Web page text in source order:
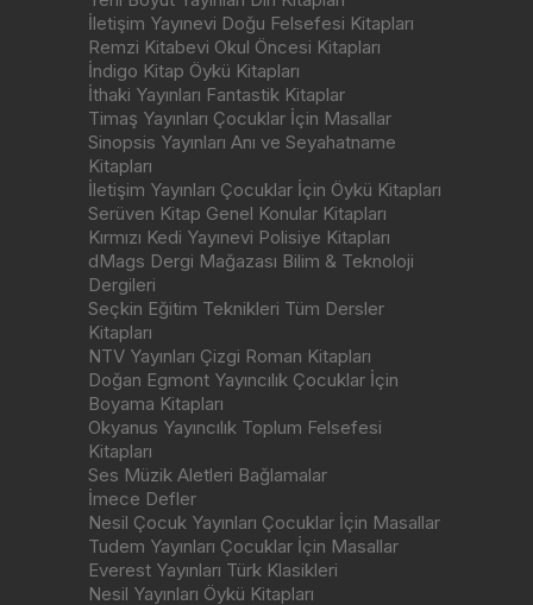
İletişim Yayınevi Doğu Felsefesi Kitapları
Remzi Kitabevi Okul Öncesi Kitapları
İndigo Kitap Öykü Kitapları
İthaki Yayınları Fantastik Kitaplar
Timaş Yayınları Çocuklar İçin Masallar
Sinopsis Yayınları Anı ve Seyahatname
Kitapları
İletişim Yayınları Çocuklar İçin Öykü Kitapları
Serüven Kitap Genel Konular Kitapları
Kırmızı Kedi Yayınevi Polisiye Kitapları
dMags Dergi Mağazası Bilim & Teknoloji
Dergileri
Seçkin Eğitim Teknikleri Tüm Dersler
Kitapları
NTV Yayınları Çizgi Roman Kitapları
Doğan Egmont Yayıncılık Çocuklar İçin
Boyama Kitapları
Okyanus Yayıncılık Toplum Felsefesi
Kitapları
Ses Müzik Aletleri Bağlamalar
İmece Defler
Nesil Çocuk Yayınları Çocuklar İçin Masallar
Tudem Yayınları Çocuklar İçin Masallar
Everest Yayınları Türk Klasikleri
Nesil Yayınları Öykü Kitapları